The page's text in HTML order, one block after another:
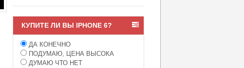
КУПИТЕ ЛИ ВЫ IPHONE 6?
ДА КОНЕЧНО
ПОДУМАЮ, ЦЕНА ВЫСОКА
ДУМАЮ ЧТО НЕТ